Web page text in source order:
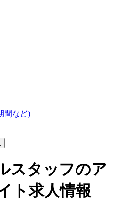
間など)
スタッフのア
ト求人情報